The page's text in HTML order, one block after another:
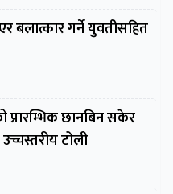
बलात्कार गर्ने युवतीसहित
प्रारम्भिक छानबिन सकेर
टोली